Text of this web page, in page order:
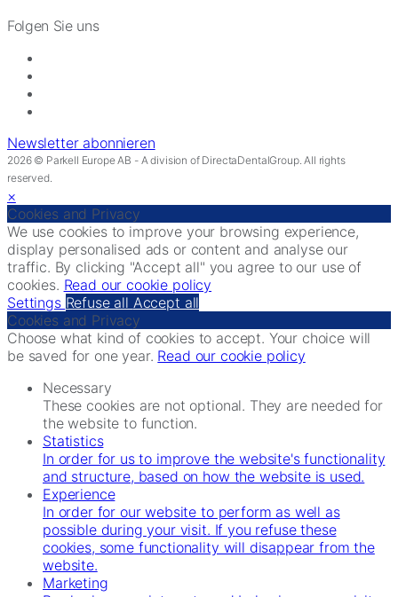
Folgen Sie uns
Newsletter abonnieren
2026 © Parkell Europe AB - A division of DirectaDentalGroup. All rights
reserved.
×
Cookies and Privacy
We use cookies to improve your browsing experience,
display personalised ads or content and analyse our
traffic. By clicking "Accept all" you agree to our use of
cookies. Read our cookie policy
Settings Refuse all Accept all
Cookies and Privacy
Choose what kind of cookies to accept. Your choice will
be saved for one year. Read our cookie policy
Necessary
These cookies are not optional. They are needed for
the website to function.
Statistics
In order for us to improve the website's functionality
and structure, based on how the website is used.
Experience
In order for our website to perform as well as
possible during your visit. If you refuse these
cookies, some functionality will disappear from the
website.
Marketing